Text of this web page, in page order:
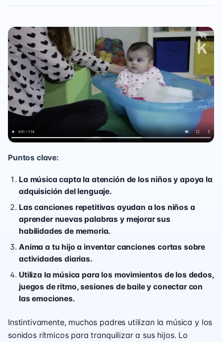
Puntos clave:
La música capta la atención de los niños y apoya la
adquisición del lenguaje.
Las canciones repetitivas ayudan a los niños a
aprender nuevas palabras y mejorar sus
habilidades de memoria.
Anima a tu hijo a inventar canciones cortas sobre
actividades diarias.
Utiliza la música para los movimientos de los dedos,
juegos de ritmo, sesiones de baile y conectar con
las emociones.
Instintivamente, muchos padres utilizan la música y los
sonidos rítmicos para tranquilizar a sus hijos. Lo